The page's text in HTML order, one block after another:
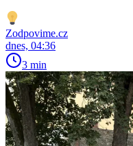
Zodpovime.cz
dnes, 04:36
3 min